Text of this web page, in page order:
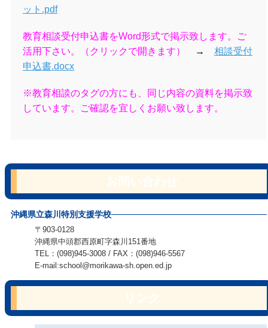
ット.pdf
教育相談受付申込書をWord形式で掲示致します。ご
活用下さい。
（クリックで開きます） → 相談受付
申込書.docx
※教育相談のタグの方にも、同じ内容の資料を掲示致
しています。ご確認を宜しくお願い致します。
沖縄県立森川特別支援学校
〒903-0128
沖縄県中頭郡西原町字森川151番地
TEL：(098)945-3008 / FAX：(098)946-5567
E-mail:school@morikawa-sh.open.ed.jp